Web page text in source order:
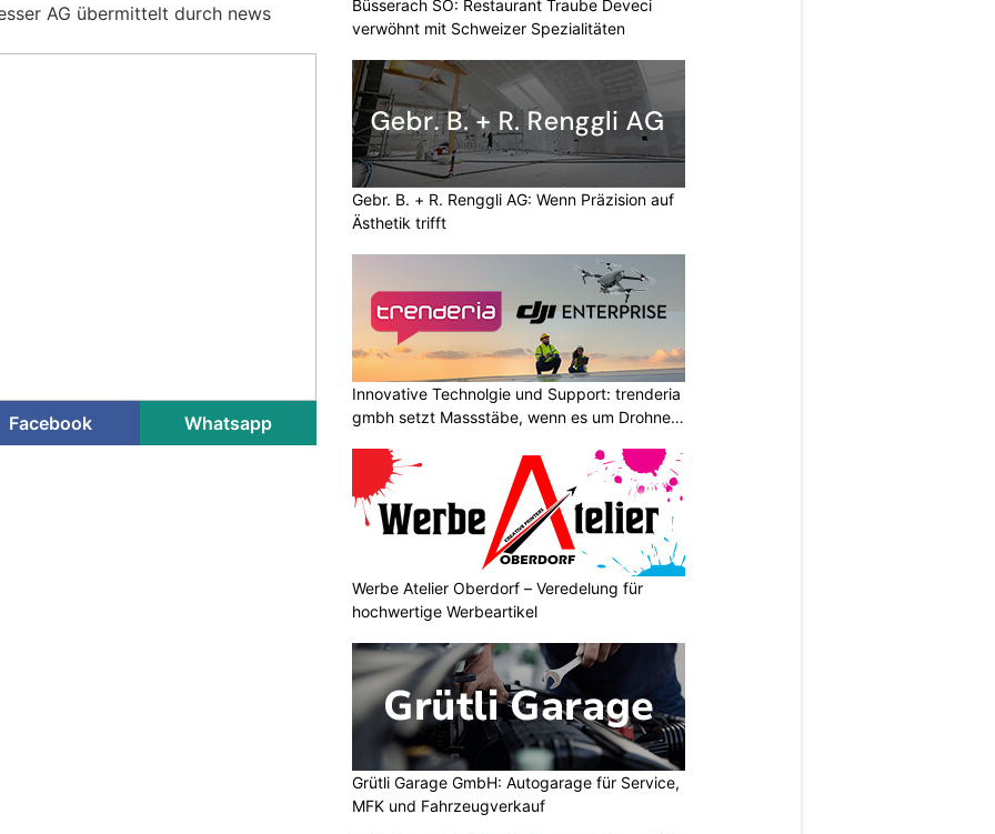
AG übermittelt durch news
Facebook Whatsapp
Büsserach SO: Restaurant Traube Deveci
verwöhnt mit Schweizer Spezialitäten
Gebr. B. + R. Renggli AG: Wenn Präzision auf
Ästhetik trifft
Innovative Technolgie und Support: trenderia
gmbh setzt Massstäbe, wenn es um Drohnen
Werbe Atelier Oberdorf – Veredelung für
hochwertige Werbeartikel
Grütli Garage GmbH: Autogarage für Service,
MFK und Fahrzeugverkauf